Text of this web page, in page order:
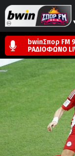
bwinΣπορ FM
ΡΑΔΙΟΦΩΝΟ